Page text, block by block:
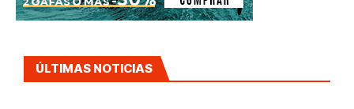
ÚLTIMAS NOTICIAS